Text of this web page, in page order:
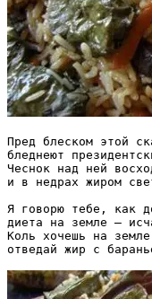
Пред блеском этой
бледнеют
Чеснок над ней
и в недрах жиром
Я говорю тебе, как
диета на земле —
Коль хочешь на